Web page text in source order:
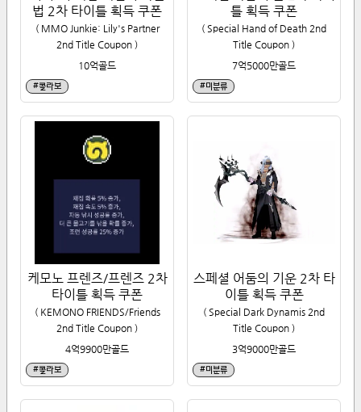
법 2차 타이틀 획득 쿠폰
( MMO Junkie: Lily's Partner
2nd Title Coupon )
10억골드
#콜라보
틀 획득 쿠폰
( Special Hand of Death 2nd
Title Coupon )
7억5000만골드
#미분류
케모노 프렌즈/프렌즈 2차
타이틀 획득 쿠폰
( KEMONO FRIENDS/Friends
2nd Title Coupon )
4억9900만골드
#콜라보
스페셜 어둠의 기운 2차 타
이틀 획득 쿠폰
( Special Dark Dynamis 2nd
Title Coupon )
3억9000만골드
#미분류